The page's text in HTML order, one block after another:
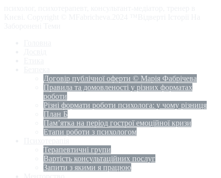
Договір публічної оферти © Марія Фабрічева
Правила та домовленості у різних форматах
роботи
Різні формати роботи психолога: у чому різниця
План Б
Пам’ятка на період гострої емоційної кризи
Етапи роботи з психологом
Терапевтичні групи
Вартість консультаційних послуг
Запити з якими я працюю